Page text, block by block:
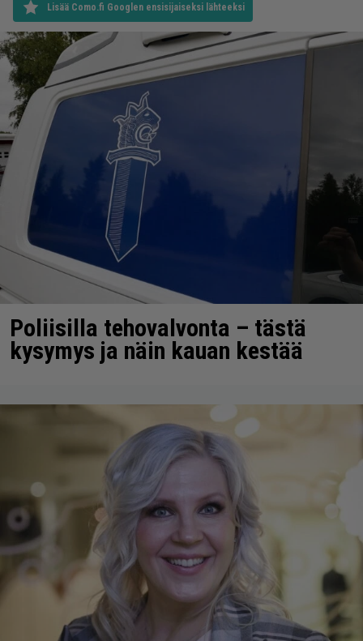
Lisää Como.fi Googlen ensisijaiseksi lähteeksi
Poliisilla tehovalvonta – tästä
kysymys ja näin kauan kestää